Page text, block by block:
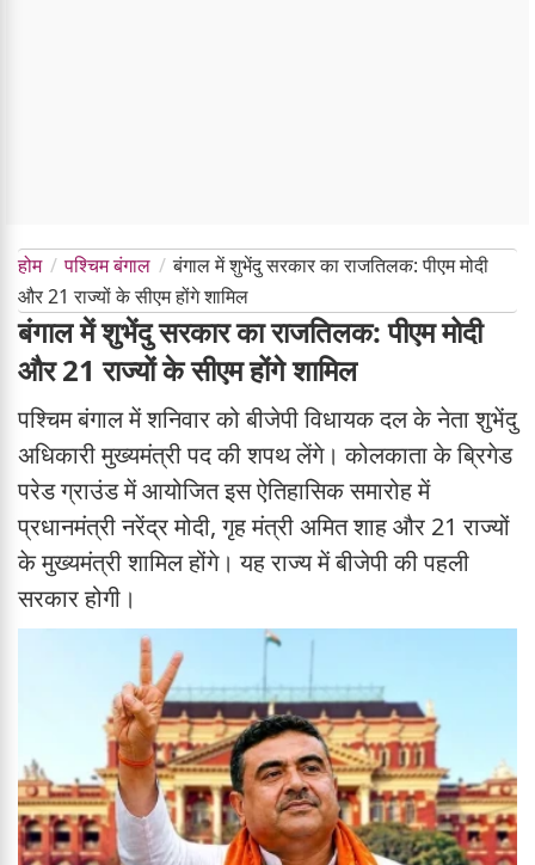
होम पश्चिम बंगाल
बंगाल में शुभेंदु सरकार का राजतिलक: पीएम मोदी
और 21 राज्यों के सीएम होंगे शामिल
बंगाल में शुभेंदु सरकार का राजतिलक: पीएम मोदी
और 21 राज्यों के सीएम होंगे शामिल
पश्चिम बंगाल में शनिवार को बीजेपी विधायक दल के नेता शुभेंदु
अधिकारी मुख्यमंत्री पद की शपथ लेंगे। कोलकाता के ब्रिगेड
परेड ग्राउंड में आयोजित इस ऐतिहासिक समारोह में
प्रधानमंत्री नरेंद्र मोदी, गृह मंत्री अमित शाह और 21 राज्यों
के मुख्यमंत्री शामिल होंगे। यह राज्य में बीजेपी की पहली
सरकार होगी।